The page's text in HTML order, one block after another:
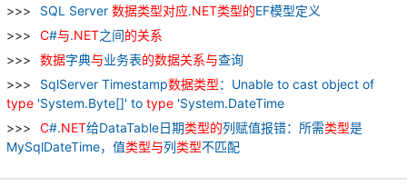
SQL Server 数据类型对应.NET类型的EF模型定义
C#与.NET之间的关系
数据字典与业务表的数据关系与查询
SqlServer Timestamp数据类型：Unable to cast object of
type 'System.Byte[]' to type 'System.DateTime
C#.NET给DataTable日期类型的列赋值报错：所需类型是
MySqlDateTime，值类型与列类型不匹配